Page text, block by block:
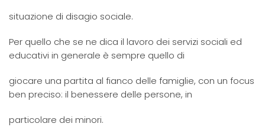
situazione di disagio sociale.
Per quello che se ne dica il lavoro dei servizi sociali ed
educativi in generale è sempre quello di
giocare una partita al fianco delle famiglie, con un focus
ben preciso: il benessere delle persone, in
particolare dei minori.